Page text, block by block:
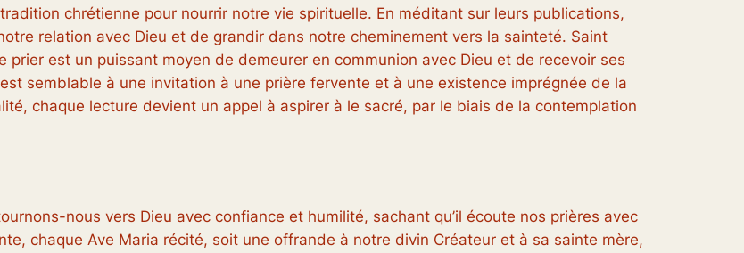
chrétienne pour nourrir notre vie spirituelle. En méditant sur leurs publications,
relation avec Dieu et de grandir dans notre cheminement vers la sainteté. Saint
prier est un puissant moyen de demeurer en communion avec Dieu et de recevoir ses
semblable à une invitation à une prière fervente et à une existence imprégnée de la
chaque lecture devient un appel à aspirer à le sacré, par le biais de la contemplation
nous vers Dieu avec confiance et humilité, sachant qu’il écoute nos prières avec
chaque Ave Maria récité, soit une offrande à notre divin Créateur et à sa sainte mère,